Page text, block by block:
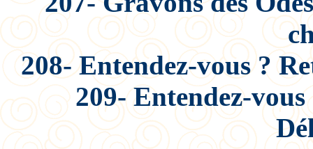
208- Entendez-vous ?
209- Entendez-